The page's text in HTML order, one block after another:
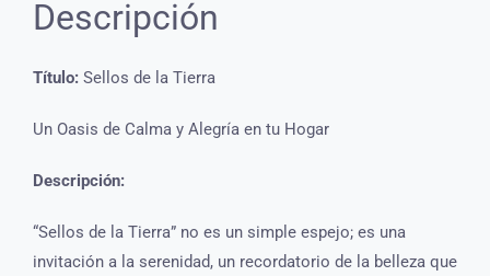
Descripción
Título: Sellos de la Tierra
Un Oasis de Calma y Alegría en tu Hogar
Descripción:
“Sellos de la Tierra” no es un simple espejo; es una
invitación a la serenidad, un recordatorio de la belleza que